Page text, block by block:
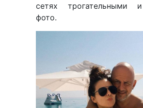
сетях трогательными
фото.